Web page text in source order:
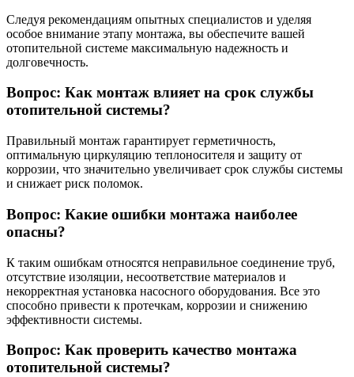
Следуя рекомендациям опытных специалистов и уделяя
особое внимание этапу монтажа, вы обеспечите вашей
отопительной системе максимальную надежность и
долговечность.
Вопрос: Как монтаж влияет на срок службы
отопительной системы?
Правильный монтаж гарантирует герметичность,
оптимальную циркуляцию теплоносителя и защиту от
коррозии, что значительно увеличивает срок службы системы
и снижает риск поломок.
Вопрос: Какие ошибки монтажа наиболее
опасны?
К таким ошибкам относятся неправильное соединение труб,
отсутствие изоляции, несоответствие материалов и
некорректная установка насосного оборудования. Все это
способно привести к протечкам, коррозии и снижению
эффективности системы.
Вопрос: Как проверить качество монтажа
отопительной системы?